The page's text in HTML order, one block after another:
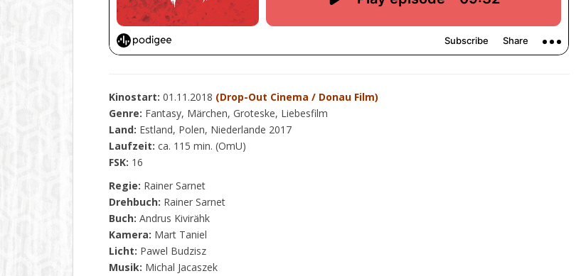
Kinostart: 01.11.2018 (Drop-Out Cinema / Donau Film)
Genre: Fantasy, Märchen, Groteske, Liebesfilm
Land: Estland, Polen, Niederlande 2017
Laufzeit: ca. 115 min. (OmU)
FSK: 16
Regie: Rainer Sarnet
Drehbuch: Rainer Sarnet
Buch: Andrus Kivirähk
Kamera: Mart Taniel
Licht: Pawel Budzisz
Musik: Michal Jacaszek